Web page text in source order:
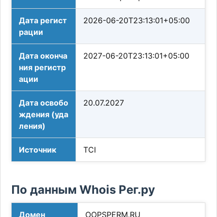
Дата регист
рации
2026-06-20T23:13:01+05:00
Дата оконча
ния регистр
ации
2027-06-20T23:13:01+05:00
Дата освобо
ждения (уда
ления)
20.07.2027
Источник TCI
По данным Whois Рег.ру
Домен OOPSPERM.RU